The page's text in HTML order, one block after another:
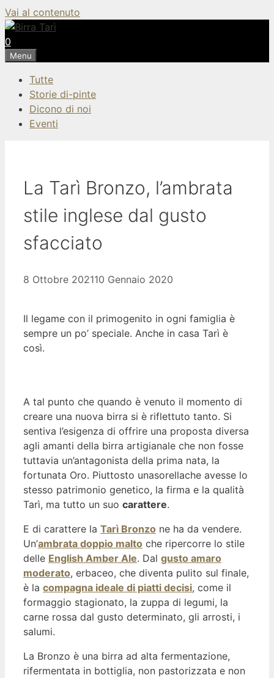
Vai al contenuto
0
Menu
Tutte
Storie di-pinte
Dicono di noi
Eventi
La Tarì Bronzo, l’ambrata
stile inglese dal gusto
sfacciato
8 Ottobre 202110 Gennaio 2020
Il legame con il primogenito in ogni famiglia è
sempre un po’ speciale. Anche in casa Tarì è
così.
A tal punto che quando è venuto il momento di
creare una nuova birra si è riflettuto tanto. Si
sentiva l’esigenza di offrire una proposta diversa
agli amanti della birra artigianale che non fosse
tuttavia un’antagonista della prima nata, la
fortunata Oro. Piuttosto unasorellache avesse lo
stesso patrimonio genetico, la firma e la qualità
Tarì, ma tutto un suo carattere.
E di carattere la Tarì Bronzo ne ha da vendere.
Un’ambrata doppio malto che ripercorre lo stile
delle English Amber Ale. Dal gusto amaro
moderato, erbaceo, che diventa pulito sul finale,
è la compagna ideale di piatti decisi, come il
formaggio stagionato, la zuppa di legumi, la
carne rossa dal gusto determinato, gli arrosti, i
salumi.
La Bronzo è una birra ad alta fermentazione,
rifermentata in bottiglia, non pastorizzata e non